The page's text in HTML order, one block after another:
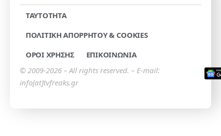
TAYTOTHTA
ΠΟΛΙΤΙΚΗ ΑΠΟΡΡΗΤΟΥ & COOKIES
ΟΡΟΙ ΧΡΗΣΗΣ
ΕΠΙΚΟΙΝΩΝΙΑ
© 2009-2026 – All rights reserved. – E-mail:
info[at]tvfreaks.gr